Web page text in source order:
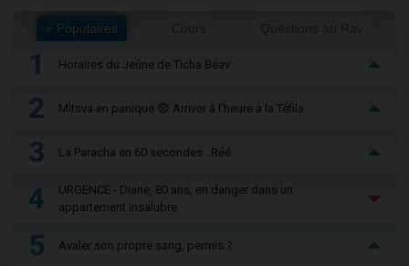
+ Populaires
1 Horaires du Jeûne de Ticha Béav
2 Mitsva en panique 😨 Arriver à l'heure à la Téfila
3 La Paracha en 60 secondes : Réé
4
URGENCE - Diane, 80 ans, en danger dans un
appartement insalubre
5 Avaler son propre sang, permis ?